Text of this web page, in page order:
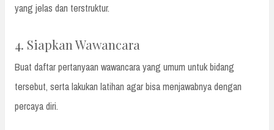
yang jelas dan terstruktur.
4. Siapkan Wawancara
Buat daftar pertanyaan wawancara yang umum untuk bidang
tersebut, serta lakukan latihan agar bisa menjawabnya dengan
percaya diri.